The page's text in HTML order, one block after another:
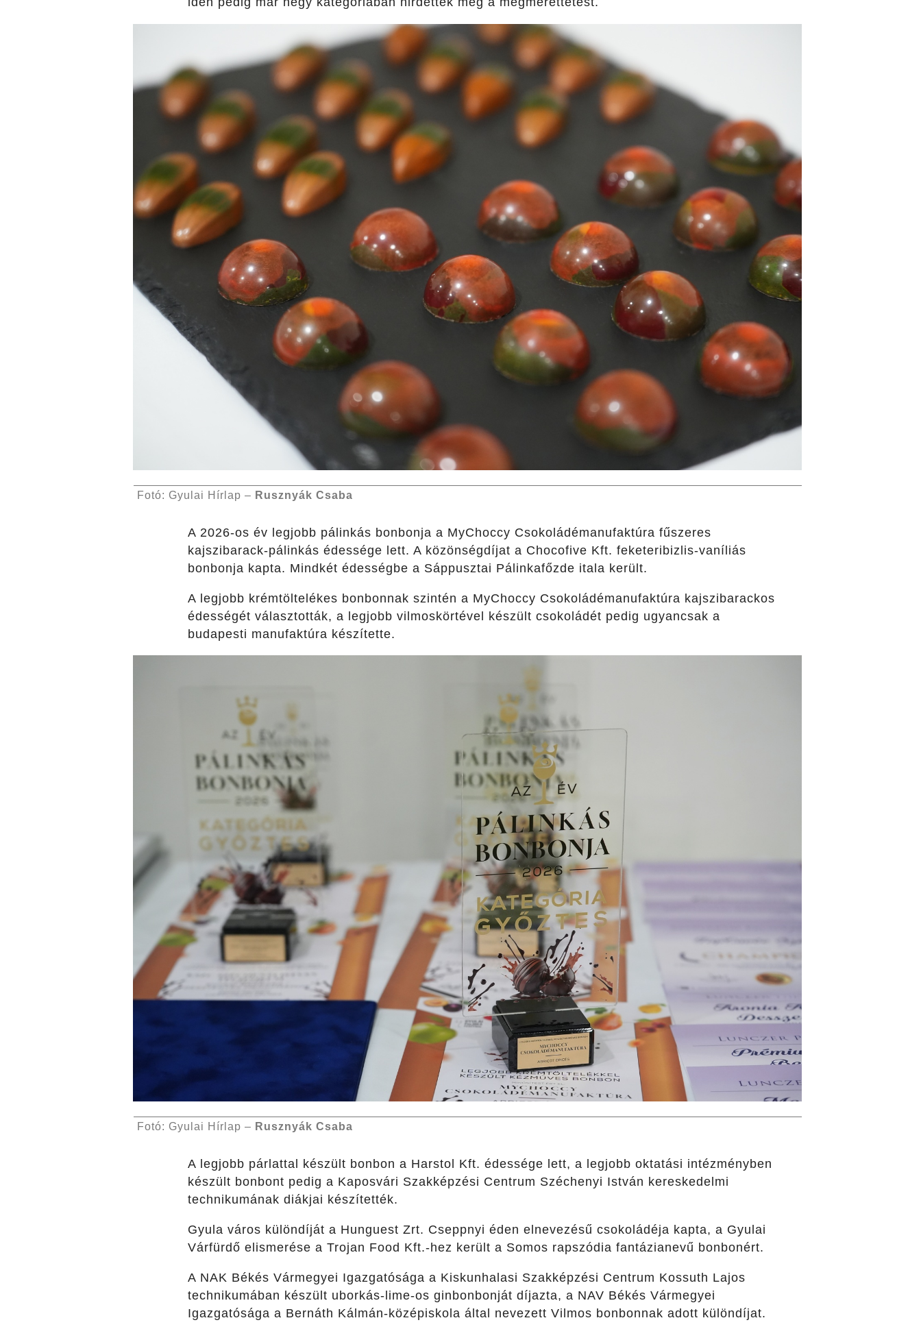
Fotó: Gyulai Hírlap – Rusznyák Csaba
A 2026-os év legjobb pálinkás bonbonja a MyChoccy Csokoládémanufaktúra fűszeres
kajszibarack-pálinkás édessége lett. A közönségdíjat a Chocofive Kft. feketeribizlis-vaníliás
bonbonja kapta. Mindkét édességbe a Sáppusztai Pálinkafőzde itala került.
A legjobb krémtöltelékes bonbonnak szintén a MyChoccy Csokoládémanufaktúra kajszibarackos
édességét választották, a legjobb vilmoskörtével készült csokoládét pedig ugyancsak a
budapesti manufaktúra készítette.
Fotó: Gyulai Hírlap – Rusznyák Csaba
A legjobb párlattal készült bonbon a Harstol Kft. édessége lett, a legjobb oktatási intézményben
készült bonbont pedig a Kaposvári Szakképzési Centrum Széchenyi István kereskedelmi
technikumának diákjai készítették.
Gyula város különdíját a Hunguest Zrt. Cseppnyi éden elnevezésű csokoládéja kapta, a Gyulai
Várfürdő elismerése a Trojan Food Kft.-hez került a Somos rapszódia fantázianevű bonbonért.
A NAK Békés Vármegyei Igazgatósága a Kiskunhalasi Szakképzési Centrum Kossuth Lajos
technikumában készült uborkás-lime-os ginbonbonját díjazta, a NAV Békés Vármegyei
Igazgatósága a Bernáth Kálmán-középiskola által nevezett Vilmos bonbonnak adott különdíjat.